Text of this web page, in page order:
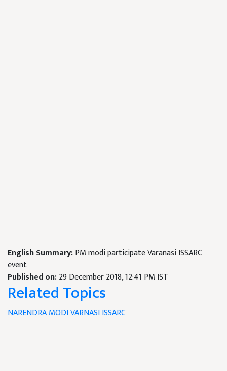
English Summary:PM modi participate Varanasi ISSARC
event
Published on:29 December 2018, 12:41 PM IST
Related Topics
NARENDRA MODIVARNASIISSARC